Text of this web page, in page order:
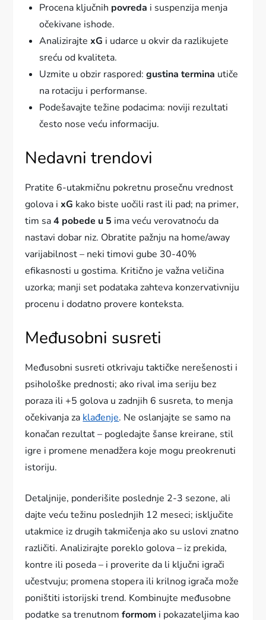
Procena ključnih povreda i suspenzija menja
očekivane ishode.
AnalizirajtexG i udarce u okvir da razlikujete
sreću od kvaliteta.
Uzmite u obzir raspored:gustina termina utiče
na rotaciju i performanse.
Podešavajte težine podacima: noviji rezultati
često nose veću informaciju.
Nedavni trendovi
Pratite 6-utakmičnu pokretnu prosečnu vrednost
golova ixG kako biste uočili rast ili pad; na primer,
tim sa4 pobede u 5 ima veću verovatnoću da
nastavi dobar niz. Obratite pažnju na home/away
varijabilnost – neki timovi gube 30-40%
efikasnosti u gostima. Kritično je važna veličina
uzorka; manji set podataka zahteva konzervativniju
procenu i dodatno provere konteksta.
Međusobni susreti
Međusobni susreti otkrivaju taktičke nerešenosti i
psihološke prednosti; ako rival ima seriju bez
poraza ili +5 golova u zadnjih 6 susreta, to menja
očekivanja za klađenje. Ne oslanjajte se samo na
konačan rezultat – pogledajte šanse kreirane, stil
igre i promene menadžera koje mogu preokrenuti
istoriju.
Detaljnije, ponderišite poslednje 2-3 sezone, ali
dajte veću težinu poslednjih 12 meseci; isključite
utakmice iz drugih takmičenja ako su uslovi znatno
različiti. Analizirajte poreklo golova – iz prekida,
kontre ili poseda – i proverite da li ključni igrači
učestvuju; promena stopera ili krilnog igrača može
poništiti istorijski trend. Kombinujte međusobne
podatke sa trenutnomformom i pokazateljima kao